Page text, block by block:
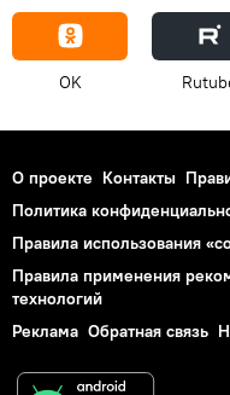
OK
О проекте Контакты
Политика
Правила использования
Правила применения
технологий
Реклама Обратная связь